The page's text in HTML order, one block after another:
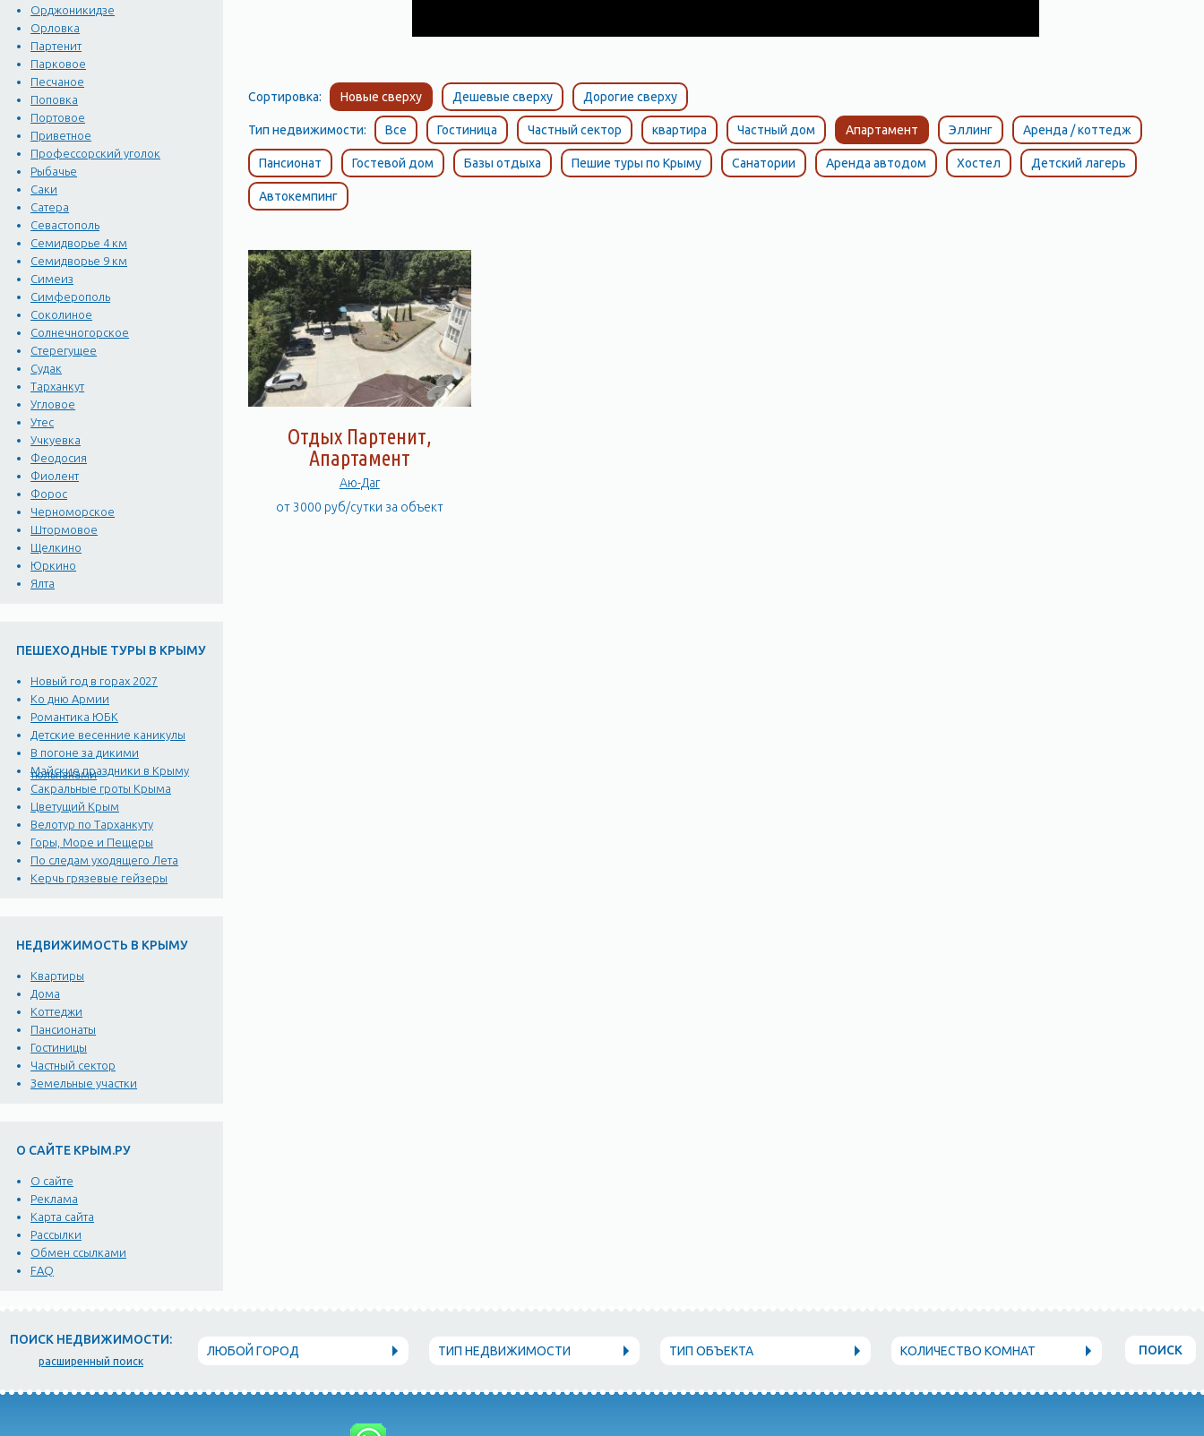
Орджоникидзе
Орловка
Партенит
Парковое
Песчаное
Поповка
Портовое
Приветное
Профессорский уголок
Рыбачье
Саки
Сатера
Севастополь
Семидворье 4 км
Семидворье 9 км
Симеиз
Симферополь
Соколиное
Солнечногорское
Стерегущее
Судак
Тарханкут
Угловое
Утес
Учкуевка
Феодосия
Фиолент
Форос
Черноморское
Штормовое
Щелкино
Юркино
Ялта
ПЕШЕХОДНЫЕ ТУРЫ В КРЫМУ
Новый год в горах 2027
Ко дню Армии
Романтика ЮБК
Детские весенние каникулы
В погоне за дикими
тюльпанами
Майские праздники в Крыму
Сакральные гроты Крыма
Цветущий Крым
Велотур по Тарханкуту
Горы, Море и Пещеры
По следам уходящего Лета
Керчь грязевые гейзеры
НЕДВИЖИМОСТЬ В КРЫМУ
Квартиры
Дома
Коттеджи
Пансионаты
Гостиницы
Частный сектор
Земельные участки
О САЙТЕ КРЫМ.РУ
О сайте
Реклама
Карта сайта
Рассылки
Обмен ссылками
FAQ
Сортировка: Новые сверху Дешевые сверху Дорогие сверху
Тип недвижимости: Все Гостиница Частный сектор квартира Частный дом Апартамент Эллинг Аренда / коттедж
Пансионат Гостевой дом Базы отдыха Пешие туры по Крыму Санатории Аренда автодом Хостел Детский лагерь
Автокемпинг
Отдых Партенит,
Апартамент
Аю-Даг
от 3000 руб/сутки за объект
ПОИСК НЕДВИЖИМОСТИ:
расширенный поиск
ЛЮБОЙ ГОРОД ТИП НЕДВИЖИМОСТИ ТИП ОБЪЕКТА КОЛИЧЕСТВО КОМНАТ ПОИСК